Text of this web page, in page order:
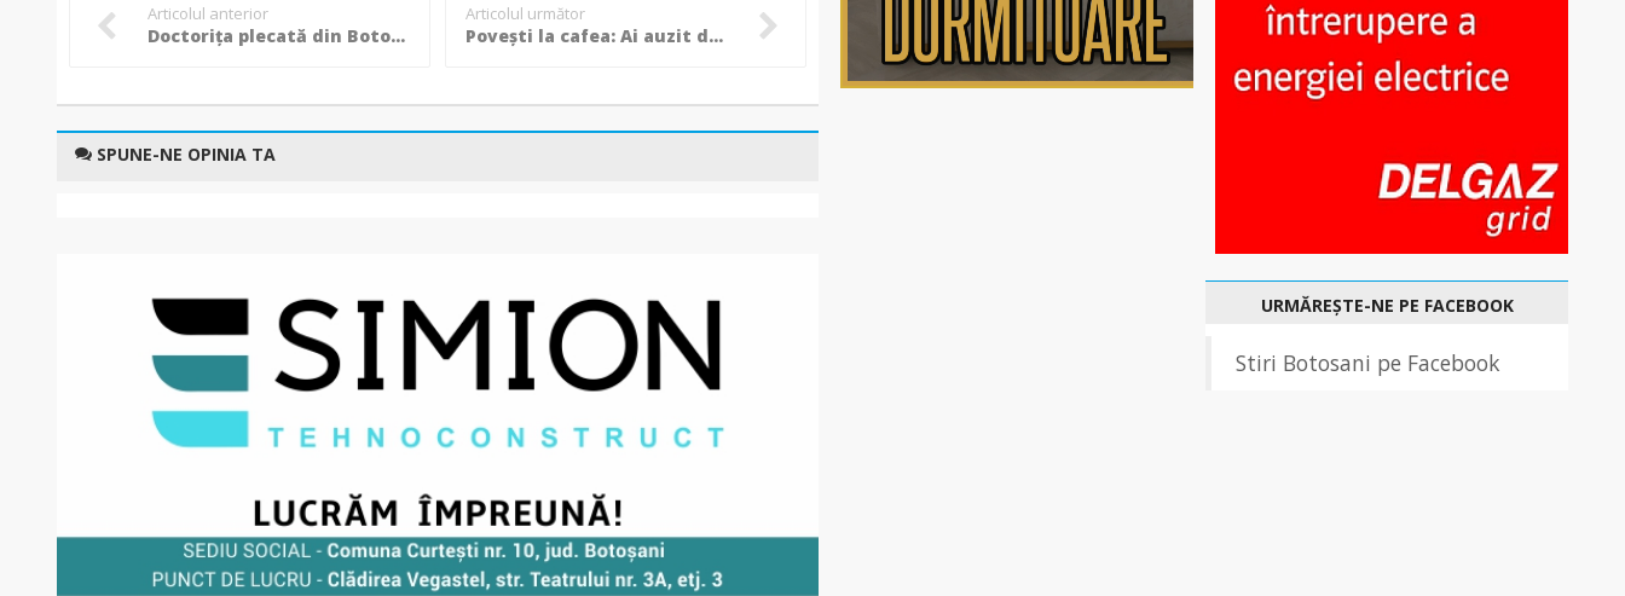
Articolul anterior
Doctorița plecată din Botoșani își deschide sufletul: Viața alături de Mircea Radu și mutarea înapoi în Moldova!
Articolul următor
Povești la cafea: Ai auzit de Charlie Chaplin, dar nu știi cine este Max Linder?
SPUNE-NE OPINIA TA
URMĂREȘTE-NE PE FACEBOOK
Stiri Botosani pe Facebook